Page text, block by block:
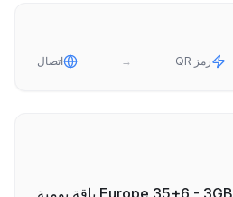
رمز QR → اتصال
Europe 35+6 - 3GB باقة يومية